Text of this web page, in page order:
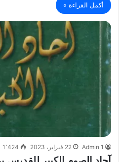
أكمل القراءة »
Admin 1 22 فبراير، 2023 1٬424